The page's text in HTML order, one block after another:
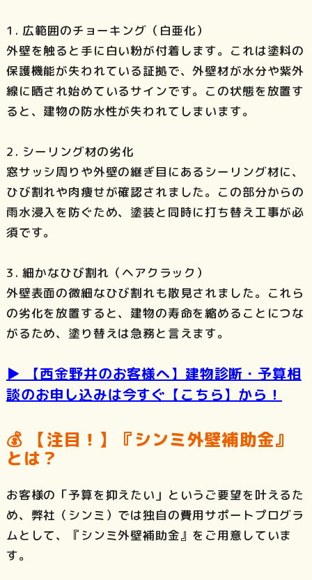
1. 広範囲のチョーキング（白亜化）
外壁を触ると手に白い粉が付着します。これは塗料の
保護機能が失われている証拠で、外壁材が水分や紫外
線に晒され始めているサインです。この状態を放置す
ると、建物の防水性が失われてしまいます。
2. シーリング材の劣化
窓サッシ周りや外壁の継ぎ目にあるシーリング材に、
ひび割れや肉痩せが確認されました。この部分からの
雨水浸入を防ぐため、塗装と同時に打ち替え工事が必
須です。
3. 細かなひび割れ（ヘアクラック）
外壁表面の微細なひび割れも散見されました。これら
の劣化を放置すると、建物の寿命を縮めることにつな
がるため、塗り替えは急務と言えます。
▶️
【西金野井のお客様へ】建物診断・予算相
談のお申し込みは今すぐ【こちら】から！
💰 【注目！】『シンミ外壁補助金』
とは？
お客様の「予算を抑えたい」というご要望を叶えるた
め、弊社（シンミ）では独自の費用サポートプログラ
ムとして、『シンミ外壁補助金』をご用意していま
す。